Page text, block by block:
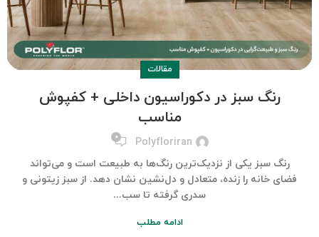
مقالات
رنگ سبز در دکوراسیون داخلی + کفپوش
مناسب
Polyfloriran ۰
رنگ سبز یکی از نزدیک‌ترین رنگ‌ها به طبیعت است و می‌تواند
فضای خانه را زنده، متعادل و دل‌نشین نشان دهد. از سبز زیتونی و
سدری گرفته تا سب...
ادامه مطلب